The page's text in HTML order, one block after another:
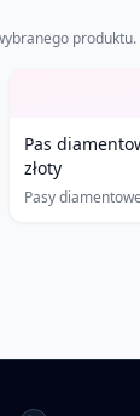
produktu.
Pas
złoty
Pasy